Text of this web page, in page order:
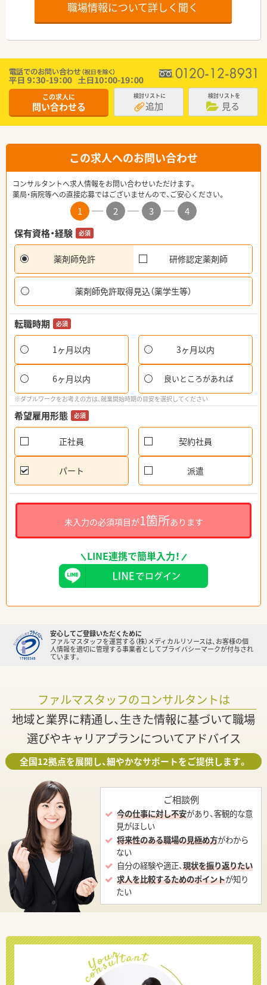
職場情報について詳しく聞く
この求人に
問い合わせる
検討リストに
追加
検討リストを
見る
この求人へのお問い合わせ
コンサルタントへ求人情報をお問い合わせいただけます。
薬局・病院等への直接応募ではございませんので、ご安心ください。
1 2 3
4
保有資格・経験
必須
薬剤師免許 研修認定薬剤師
薬剤師免許取得見込（薬学生等）
転職時期 必須
1ヶ月以内 3ヶ月以内
6ヶ月以内 良いところがあれば
※ダブルワークをお考えの方は、就業開始時期の目安を選択してください
希望雇用形態 必須
正社員 契約社員
パート 派遣
未入力の必須項目が1箇所あります
LINE連携で簡単入力！
安心してご登録いただくために
ファルマスタッフを運営する（株）メディカルリソースは、お客様の個
人情報を適切に管理する事業者としてプライバシーマークが付与され
ています。
ファルマスタッフのコンサルタントは
地域と業界に精通し、生きた情報に基づいて職場
選びやキャリアプランについてアドバイス
全国12拠点を展開し、細やかなサポートをご提供します。
ご相談例
今の仕事に対し不安があり、客観的な意
見がほしい
将来性のある職場の見極め方がわから
ない
自分の経験や適正、現状を振り返りたい
求人を比較するためのポイントが知り
たい